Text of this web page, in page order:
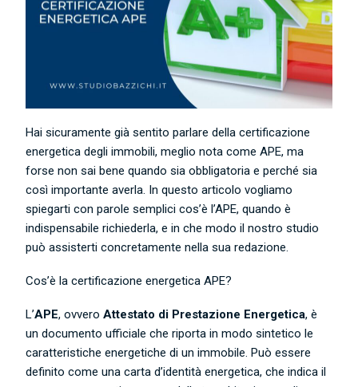
Hai sicuramente già sentito parlare della certificazione
energetica degli immobili, meglio nota come APE, ma
forse non sai bene quando sia obbligatoria e perché sia
così importante averla. In questo articolo vogliamo
spiegarti con parole semplici cos’è l’APE, quando è
indispensabile richiederla, e in che modo il nostro studio
può assisterti concretamente nella sua redazione.
Cos’è la certificazione energetica APE?
L’APE, ovveroAttestato di Prestazione Energetica, è
un documento ufficiale che riporta in modo sintetico le
caratteristiche energetiche di un immobile. Può essere
definito come una carta d’identità energetica, che indica il